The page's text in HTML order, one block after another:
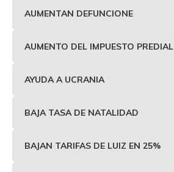
AUMENTAN DEFUNCIONE
AUMENTO DEL IMPUESTO PREDIAL
AYUDA A UCRANIA
BAJA TASA DE NATALIDAD
BAJAN TARIFAS DE LUIZ EN 25%